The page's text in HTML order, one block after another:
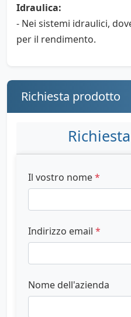
Idraulica:
- Nei sistemi idraulici,
per il rendimento.
Richiesta prodotto
Il vostro nome*
Indirizzo email *
Nome dell'azienda